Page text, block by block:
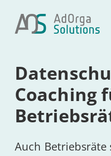
Inhalt
springen
Coaching
Auch Betriebsräte